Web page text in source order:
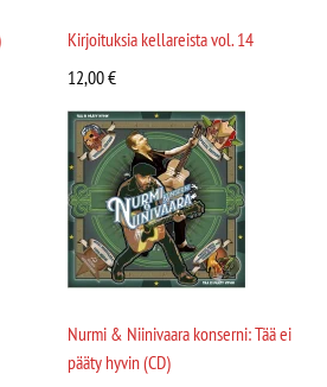
Kirjoituksia kellareista vol. 14
12,00€
Nurmi & Niinivaara konserni: Tää ei
pääty hyvin (CD)